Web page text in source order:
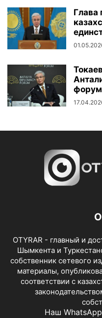
Глава
OTYRAR - главный и
Шымкента и
собственник сетевого
материалы,
соответствии с
Наш